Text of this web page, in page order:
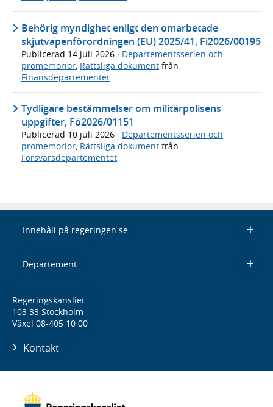
Behörig myndighet enligt den omarbetade
skjutvapenförordningen (EU) 2025/41, Fi2026/00195
Publicerad 14 juli 2026 · Departementsserien och
promemorior Rättsliga dokument från
Finansdepartementet
Tydligare bestämmelser om militärpolisens
uppgifter, Fö2026/01151
Publicerad 10 juli 2026 · Departementsserien och
promemorior, Rättsliga dokument från
Försvarsdepartementet
Innehåll på regeringen.se
Departement
Regeringskansliet
103 33 Stockholm
Växel 08-405 10 00
Kontakt